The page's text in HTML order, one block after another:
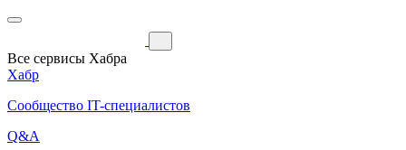
Все сервисы Хабра
Хабр
Сообщество IT-специалистов
Q&A